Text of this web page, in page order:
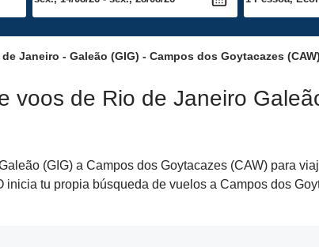
Janeiro - Galeão (GIG) - Campos dos Goytacazes (CAW)
voos de Rio de Janeiro
(GIG) a Campos dos Goytacazes (CAW) para
tu propia búsqueda de vuelos a Campos dos